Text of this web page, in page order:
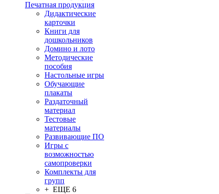
Печатная продукция
Дидактические
карточки
Книги для
дошкольников
Домино и лото
Методические
пособия
Настольные игры
Обучающие
плакаты
Раздаточный
материал
Тестовые
материалы
Развивающие ПО
Игры с
возможностью
самопроверки
Комплекты для
групп
+ ЕЩЕ 6